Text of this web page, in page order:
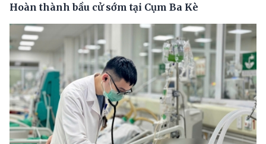
Hoàn thành bầu cử sớm tại Cụm Ba Kè